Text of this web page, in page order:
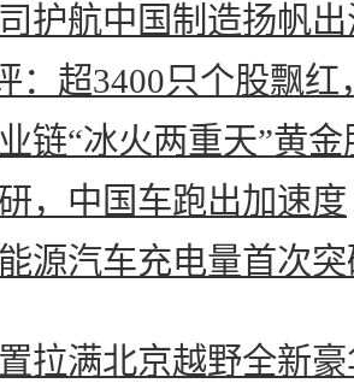
护航中国制造扬帆
：超3400只个股飘
链“冰火两重天”黄
，中国车跑出加速度
源汽车充电量首次
拉满北京越野全新